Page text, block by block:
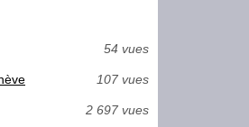
54 vues
107 vues
2 697 vues